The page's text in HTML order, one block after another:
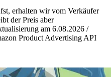
erhalten wir vom Verkäufer
der Preis aber
am 6.08.2026 /
Product Advertising API